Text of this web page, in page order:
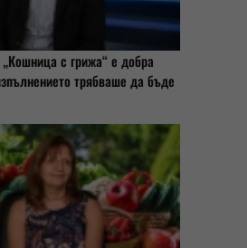
с грижа“ е добра
трябваше да бъде